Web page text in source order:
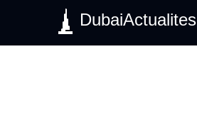
DubaiActualites